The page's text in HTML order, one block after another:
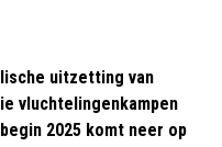
uitzetting van
vluchtelingenkampen
2025 komt neer op